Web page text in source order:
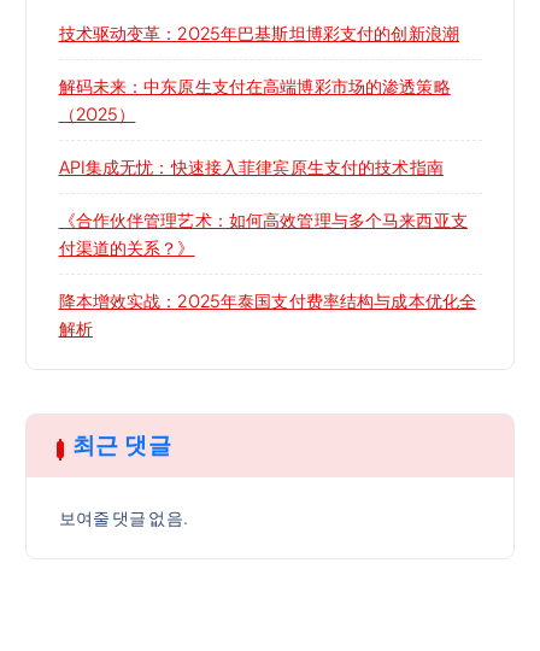
技术驱动变革：2025年巴基斯坦博彩支付的创新浪潮
解码未来：中东原生支付在高端博彩市场的渗透策略
（2025）
API集成无忧：快速接入菲律宾原生支付的技术指南
《合作伙伴管理艺术：如何高效管理与多个马来西亚支
付渠道的关系？》
降本增效实战：2025年泰国支付费率结构与成本优化全
解析
최근 댓글
보여줄 댓글 없음.